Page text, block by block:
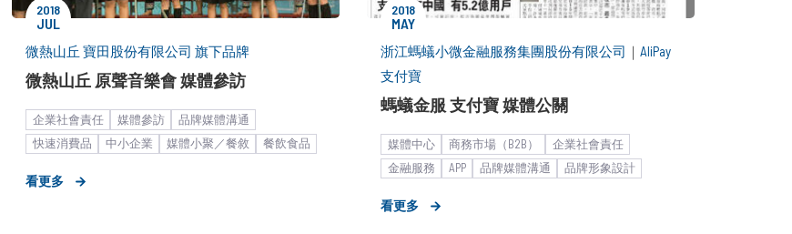
2018
JUL
微熱山丘 寶田股份有限公司 旗下品牌
微熱山丘 原聲音樂會 媒體參訪
企業社會責任 媒體參訪
品牌媒體溝通
快速消費品
中小企業 媒體小聚／餐敘
餐飲食品
看更多
2018
MAY
浙江螞蟻小微金融服務集團股份有限公司 ｜ AliPay
支付寶
螞蟻金服 支付寶 媒體公關
媒體中心 商務市場（B2B）
企業社會責任
金融服務
APP 品牌媒體溝通
品牌形象設計
看更多